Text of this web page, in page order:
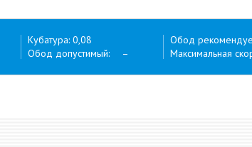
Кубатура: 0,08
Обод допустимый: –
Обод
Максимальная